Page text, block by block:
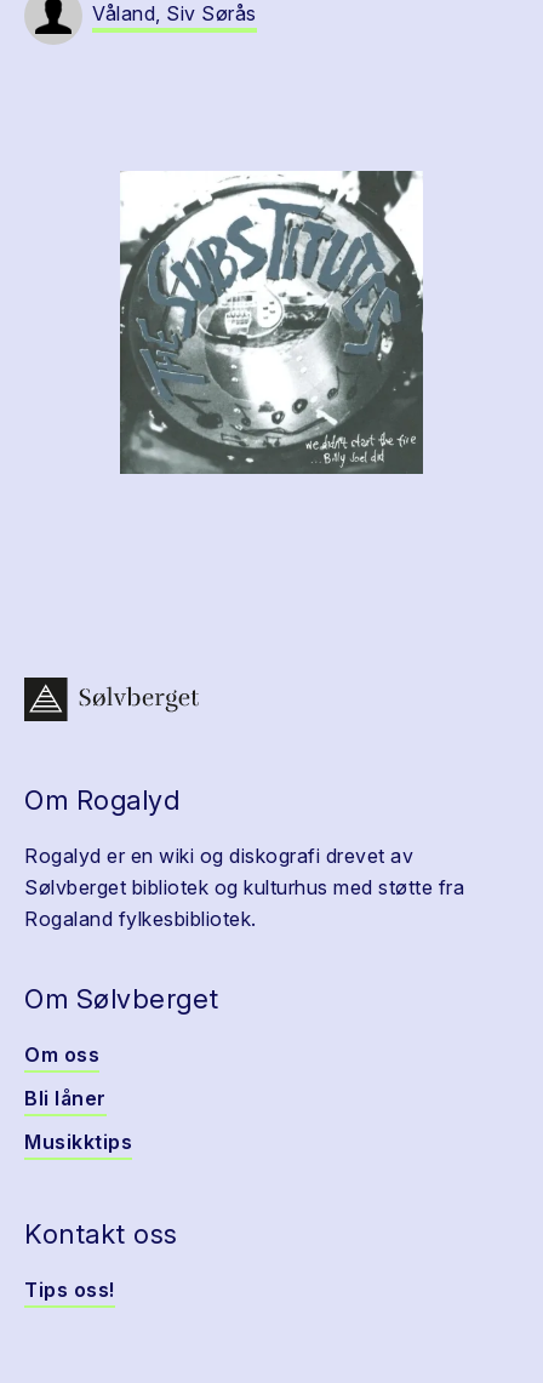
Våland, Siv Sørås
Om Rogalyd
Rogalyd er en wiki og diskografi drevet av
Sølvberget bibliotek og kulturhus med støtte fra
Rogaland fylkesbibliotek.
Om Sølvberget
Om oss
Bli låner
Musikktips
Kontakt oss
Tips oss!